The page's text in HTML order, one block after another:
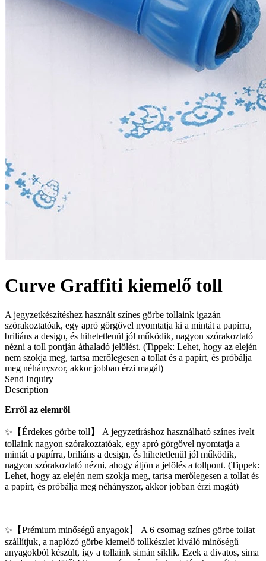
Curve Graffiti kiemelő toll
A jegyzetkészítéshez használt színes görbe tollaink igazán
szórakoztatóak, egy apró görgővel nyomtatja ki a mintát a papírra,
briliáns a design, és hihetetlenül jól működik, nagyon szórakoztató
nézni a toll pontján áthaladó jelölést. (Tippek: Lehet, hogy az elején
nem szokja meg, tartsa merőlegesen a tollat ​​és a papírt, és próbálja
meg néhányszor, akkor jobban érzi magát)
Send Inquiry
Description
Erről az elemről
✨【Érdekes görbe toll】 A jegyzetíráshoz használható színes ívelt
tollaink nagyon szórakoztatóak, egy apró görgővel nyomtatja a
mintát a papírra, briliáns a design, és hihetetlenül jól működik,
nagyon szórakoztató nézni, ahogy átjön a jelölés a tollpont. (Tippek:
Lehet, hogy az elején nem szokja meg, tartsa merőlegesen a tollat ​​és
a papírt, és próbálja meg néhányszor, akkor jobban érzi magát)
✨【Prémium minőségű anyagok】 A 6 csomag színes görbe tollat ​​
szállítjuk, a naplózó görbe kiemelő tollkészlet kiváló minőségű
anyagokból készült, így a tollaink simán siklik. Ezek a divatos, sima